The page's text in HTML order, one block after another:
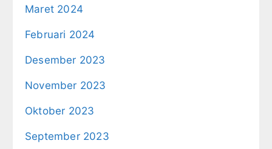
Maret 2024
Februari 2024
Desember 2023
November 2023
Oktober 2023
September 2023